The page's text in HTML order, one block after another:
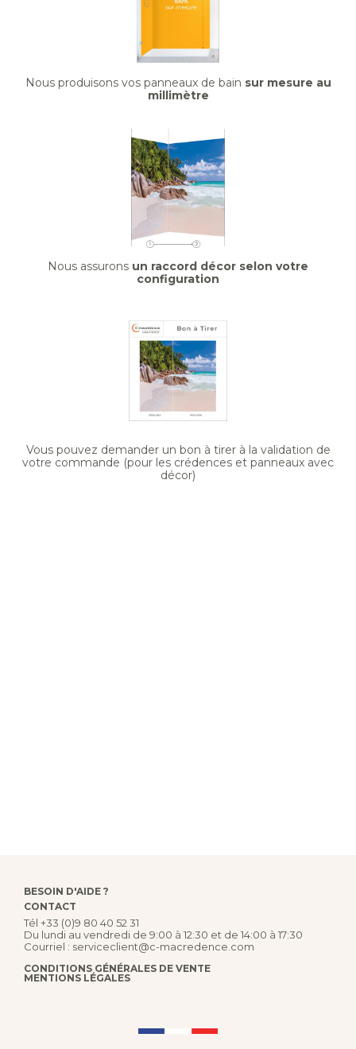
Nous produisons vos panneaux de bain sur mesure au
millimètre
Nous assurons un raccord décor selon votre
configuration
Vous pouvez demander un bon à tirer à la validation de
votre commande (pour les crédences et panneaux avec
décor)
BESOIN D'AIDE ?
CONTACT
Tél +33 (0)9 80 40 52 31
Du lundi au vendredi de 9:00 à 12:30 et de 14:00 à 17:30
Courriel : serviceclient@c-macredence.com
CONDITIONS GÉNÉRALES DE VENTE
MENTIONS LÉGALES